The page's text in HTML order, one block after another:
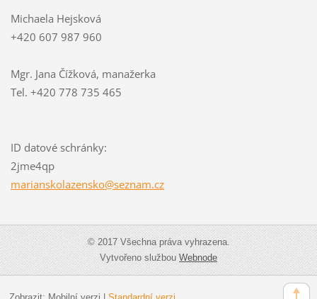
Michaela Hejsková
+420 607 987 960
Mgr. Jana Čížková, manažerka
Tel. +420 778 735 465
ID datové schránky:
2jme4qp
marianskolazensko@seznam.cz
© 2017 Všechna práva vyhrazena.
Vytvořeno službouWebnode